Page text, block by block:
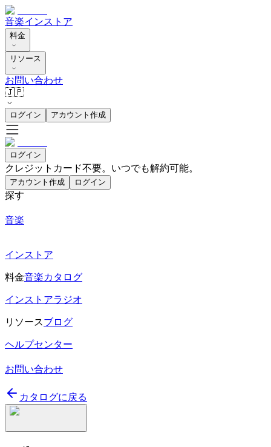
音楽インストア
料金
リソース
お問い合わせ
🇯🇵
ログイン アカウント作成
ログイン
クレジットカード不要。いつでも解約可能。
アカウント作成 ログイン
探す
音楽
インストア
料金音楽カタログ
インストアラジオ
リソースブログ
ヘルプセンター
お問い合わせ
カタログに戻る